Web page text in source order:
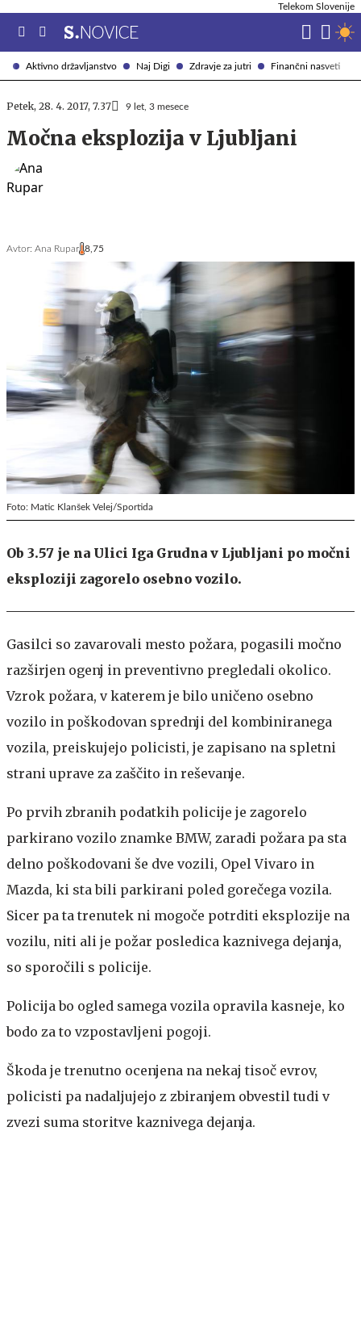
Aktivno državljanstvo Naj Digi Zdravje za jutri Finančni nasveti
Telekom Slovenije
Petek, 28. 4. 2017, 7.37 9 let, 3 mesece
Močna eksplozija v Ljubljani
Avtor: Ana Rupar 8,75
Foto: Matic Klanšek Velej/Sportida
Ob 3.57 je na Ulici Iga Grudna v Ljubljani po močni
eksploziji zagorelo osebno vozilo.
Gasilci so zavarovali mesto požara, pogasili močno
razširjen ogenj in preventivno pregledali okolico.
Vzrok požara, v katerem je bilo uničeno osebno
vozilo in poškodovan sprednji del kombiniranega
vozila, preiskujejo policisti, je zapisano na spletni
strani uprave za zaščito in reševanje.
Po prvih zbranih podatkih policije je zagorelo
parkirano vozilo znamke BMW, zaradi požara pa sta
delno poškodovani še dve vozili, Opel Vivaro in
Mazda, ki sta bili parkirani poled gorečega vozila.
Sicer pa ta trenutek ni mogoče potrditi eksplozije na
vozilu, niti ali je požar posledica kaznivega dejanja,
so sporočili s policije.
Policija bo ogled samega vozila opravila kasneje, ko
bodo za to vzpostavljeni pogoji.
Škoda je trenutno ocenjena na nekaj tisoč evrov,
policisti pa nadaljujejo z zbiranjem obvestil tudi v
zvezi suma storitve kaznivega dejanja.